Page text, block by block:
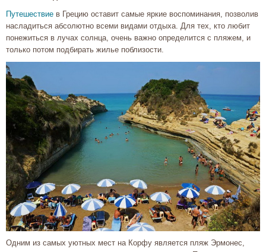
Путешествие в Грецию оставит самые яркие воспоминания, позволив
насладиться абсолютно всеми видами отдыха. Для тех, кто любит
понежиться в лучах солнца, очень важно определится с пляжем, и
только потом подбирать жилье поблизости.
Одним из самых уютных мест на Корфу является пляж Эрмонес,